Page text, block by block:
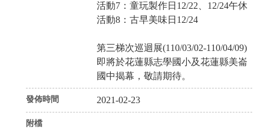
活動7：童玩製作日12/22、12/24午休
活動8：古早美味日12/24
第三梯次巡迴展(110/03/02-110/04/09)
即將於花蓮縣志學國小及花蓮縣美崙
國中揭幕，敬請期待。
發佈時間 2021-02-23
附檔